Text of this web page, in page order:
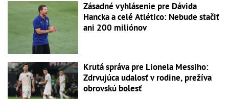
Zásadné vyhlásenie pre Dávida
Hancka a celé Atlético: Nebude stačiť
ani 200 miliónov
Krutá správa pre Lionela Messiho:
Zdrvujúca udalosť v rodine, prežíva
obrovskú bolesť